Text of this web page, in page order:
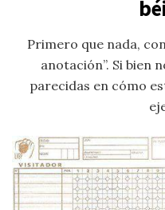
Primero que nada,
anotación”. Si bien
parecidas en cómo